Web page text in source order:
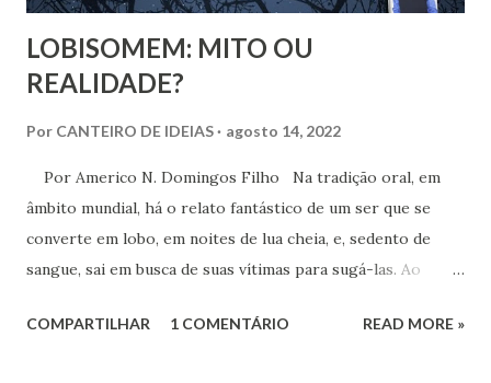
LOBISOMEM: MITO OU
REALIDADE?
Por CANTEIRO DE IDEIAS agosto 14, 2022
Por Americo N. Domingos Filho Na tradição oral, em
âmbito mundial, há o relato fantástico de um ser que se
converte em lobo, em noites de lua cheia, e, sedento de
sangue, sai em busca de suas vítimas para sugá-las. Ao
pessoa comum. Essa lenda revela um ser amaldiçoado, que
COMPARTILHAR 1 COMENTÁRIO READ MORE »